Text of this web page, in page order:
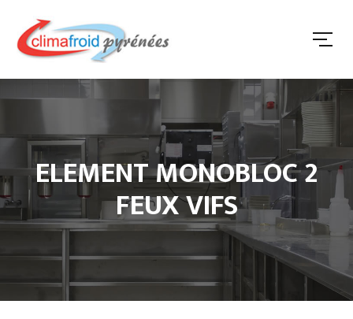
ELEMENT MONOBLOC 2
FEUX VIFS